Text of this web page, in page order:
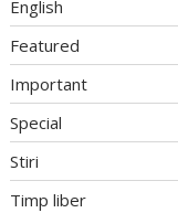
English
Featured
Important
Special
Stiri
Timp liber